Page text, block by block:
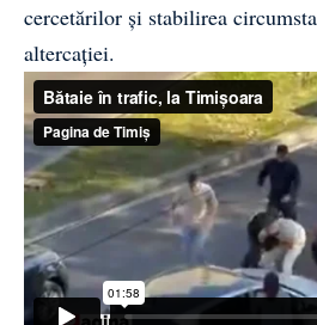
cercetărilor și stabilirea
altercației.